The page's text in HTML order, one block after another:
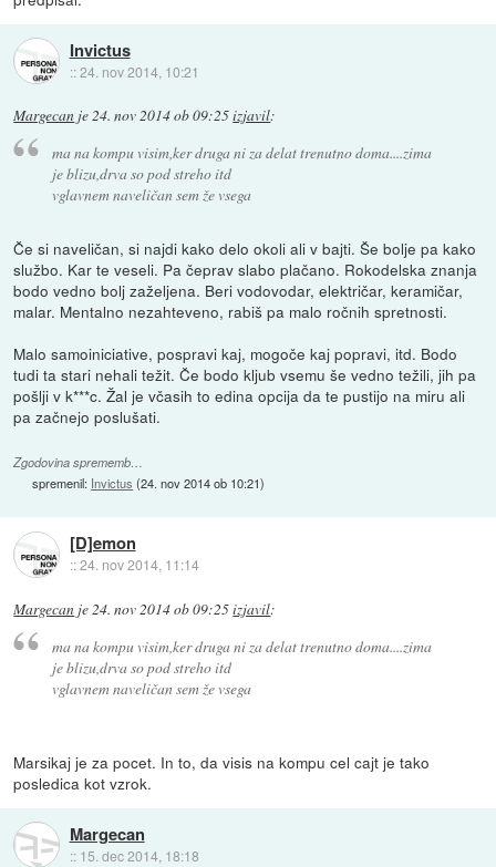
Invictus
::24. nov 2014, 10:21
Margecan je24. nov 2014 ob 09:25izjavil:
ma na kompu visim,ker druga ni za delat trenutno doma....zima
je blizu,drva so pod streho itd
vglavnem naveličan sem že vsega
Če si naveličan, si najdi kako delo okoli ali v bajti. Še bolje pa kako
službo. Kar te veseli. Pa čeprav slabo plačano. Rokodelska znanja
bodo vedno bolj zaželjena. Beri vodovodar, električar, keramičar,
malar. Mentalno nezahteveno, rabiš pa malo ročnih spretnosti.
Malo samoiniciative, pospravi kaj, mogoče kaj popravi, itd. Bodo
tudi ta stari nehali težit. Če bodo kljub vsemu še vedno težili, jih pa
pošlji v k***c. Žal je včasih to edina opcija da te pustijo na miru ali
pa začnejo poslušati.
Zgodovina sprememb…
spremenil: Invictus (24. nov 2014 ob 10:21)
[D]emon
::24. nov 2014, 11:14
Margecan je24. nov 2014 ob 09:25izjavil:
ma na kompu visim,ker druga ni za delat trenutno doma....zima
je blizu,drva so pod streho itd
vglavnem naveličan sem že vsega
Marsikaj je za pocet. In to, da visis na kompu cel cajt je tako
posledica kot vzrok.
Margecan
:: 15. dec 2014, 18:18